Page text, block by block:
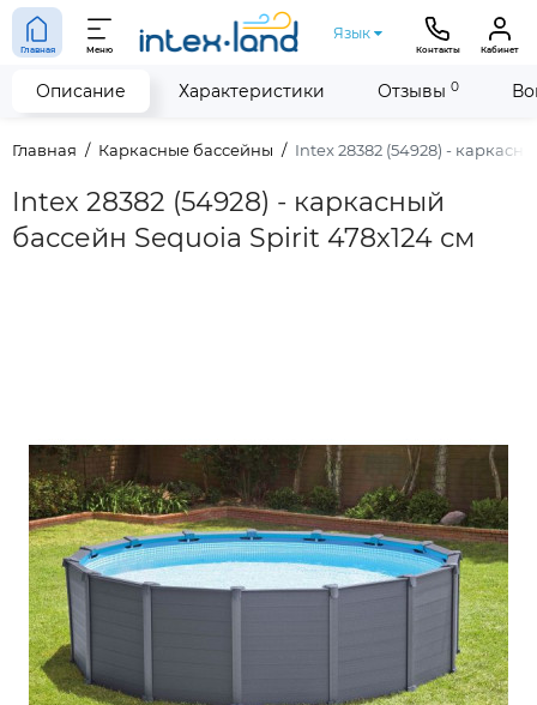
Главная Меню
Язык
Контакты Кабинет
Главная Каркасные бассейны Intex 28382 (54928) -
Intex 28382 (54928) - каркасный
бассейн Sequoia Spirit 478х124 см
Описание Характеристики Отзывы 0